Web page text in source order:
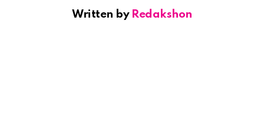
Written by Redakshon